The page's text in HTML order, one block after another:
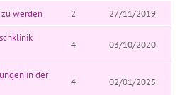
werden
2
27/11/2019
4 03/10/2020
in der
4 02/01/2025